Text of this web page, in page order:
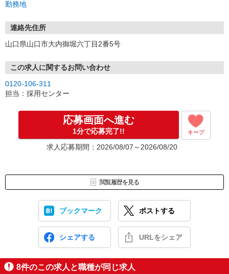
勤務地
連絡先住所
山口県山口市大内御堀六丁目2番5号
この求人に関するお問い合わせ
0120-106-311
担当：採用センター
応募画面へ進む
1分で応募完了!! キープ
求人応募期間：2026/08/07～2026/08/20
閲覧履歴を見る
ブックマーク ポストする
シェアする URLをシェア
8件のこの求人と職種が同じ求人